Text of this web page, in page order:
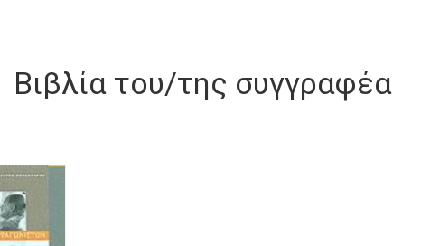
Βιβλία του/της συγγραφέα